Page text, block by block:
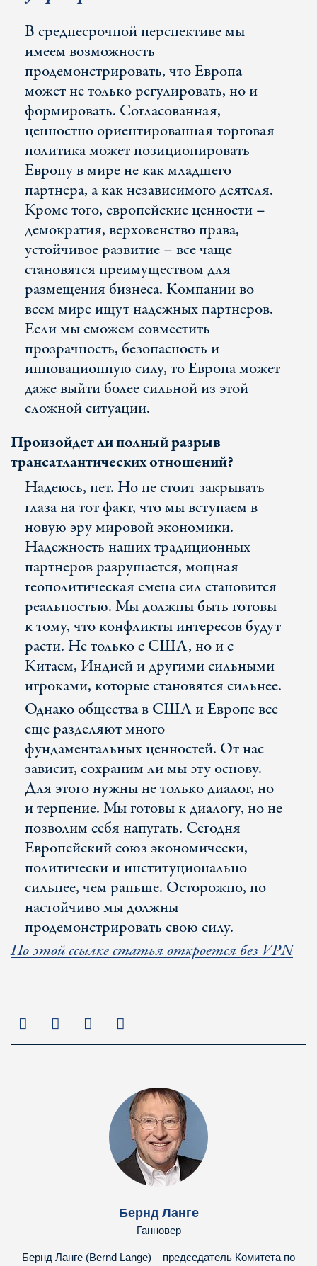
В среднесрочной перспективе мы
имеем возможность
продемонстрировать, что Европа
может не только регулировать, но и
формировать. Согласованная,
ценностно ориентированная торговая
политика может позиционировать
Европу в мире не как младшего
партнера, а как независимого деятеля.
Кроме того, европейские ценности –
демократия, верховенство права,
устойчивое развитие – все чаще
становятся преимуществом для
размещения бизнеса. Компании во
всем мире ищут надежных партнеров.
Если мы сможем совместить
прозрачность, безопасность и
инновационную силу, то Европа может
даже выйти более сильной из этой
сложной ситуации.
Произойдет ли полный разрыв
трансатлантических отношений?
Надеюсь, нет. Но не стоит закрывать
глаза на тот факт, что мы вступаем в
новую эру мировой экономики.
Надежность наших традиционных
партнеров разрушается, мощная
геополитическая смена сил становится
реальностью. Мы должны быть готовы
к тому, что конфликты интересов будут
расти. Не только с США, но и с
Китаем, Индией и другими сильными
игроками, которые становятся сильнее.
Однако общества в США и Европе все
еще разделяют много
фундаментальных ценностей. От нас
зависит, сохраним ли мы эту основу.
Для этого нужны не только диалог, но
и терпение. Мы готовы к диалогу, но не
позволим себя напугать. Сегодня
Европейский союз экономически,
политически и институционально
сильнее, чем раньше. Осторожно, но
настойчиво мы должны
продемонстрировать свою силу.
По этой ссылке статья откроется без VPN
Бернд Ланге
Ганновер
Бернд Ланге (Bernd Lange) – председатель Комитета по